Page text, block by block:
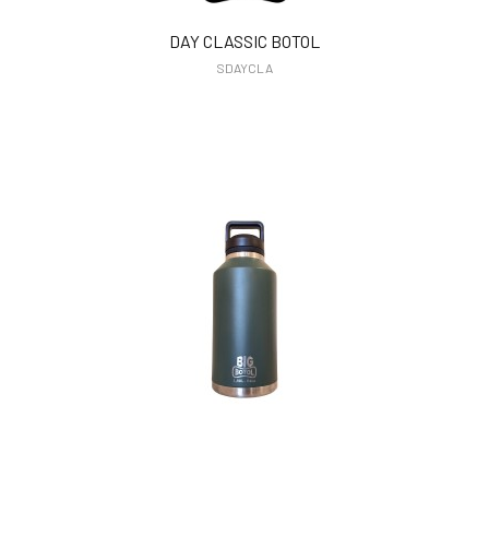
DAY CLASSIC BOTOL
SDAYCLA